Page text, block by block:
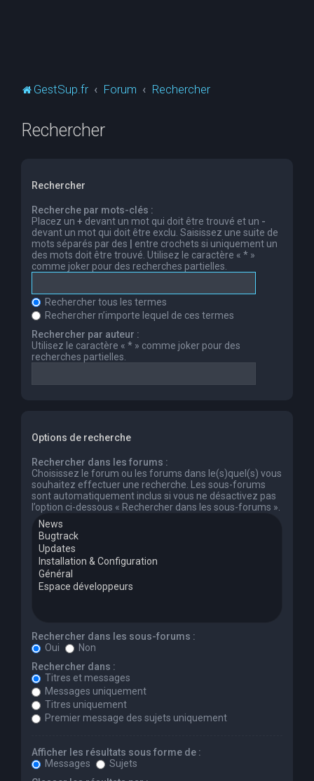
GestSup.fr Forum Rechercher
Rechercher
Rechercher
Recherche par mots-clés :
Placez un + devant un mot qui doit être trouvé et un -
devant un mot qui doit être exclu. Saisissez une suite de
mots séparés par des
entre crochets si uniquement un
des mots doit être trouvé. Utilisez le caractère « * »
comme joker pour des recherches partielles.
Rechercher tous les termes
Rechercher n’importe lequel de ces termes
Rechercher par auteur :
Utilisez le caractère « * » comme joker pour des
recherches partielles.
Options de recherche
Rechercher dans les forums :
Choisissez le forum ou les forums dans le(s)quel(s) vous
souhaitez effectuer une recherche. Les sous-forums
sont automatiquement inclus si vous ne désactivez pas
l’option ci-dessous « Rechercher dans les sous-forums ».
Rechercher dans les sous-forums :
Oui
Non
Rechercher dans :
Titres et messages
Messages uniquement
Titres uniquement
Premier message des sujets uniquement
Afficher les résultats sous forme de :
Messages
Sujets